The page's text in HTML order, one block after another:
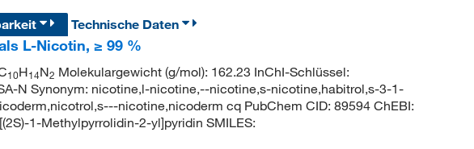
Technische Daten
L-Nicotin, ≥ 99 %
10H14N2 Molekulargewicht (g/mol): 162.23 InChI-Schlüssel:
N Synonym: nicotine,l-nicotine,--nicotine,s-nicotine,habitrol,s-3-1-
nicotine,nicoderm cq PubChem CID: 89594 ChEBI:
1-Methylpyrrolidin-2-yl]pyridin SMILES: